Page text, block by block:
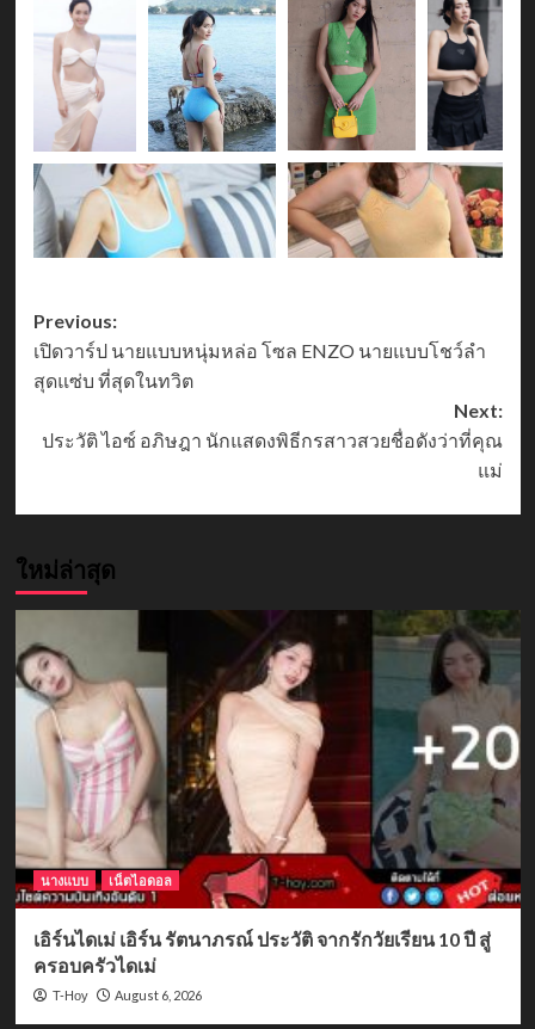
Post
navigation
Previous:
เปิดวาร์ป นายแบบหนุ่มหล่อ โซล ENZO นายแบบโชว์ลำ
สุดแซ่บ ที่สุดในทวิต
Next:
ประวัติ ไอซ์ อภิษฎา นักแสดงพิธีกรสาวสวยชื่อดังว่าที่คุณ
แม่
ใหม่ล่าสุด
นางแบบ เน็ตไอดอล
เอิร์นไดเม่ เอิร์น รัตนาภรณ์ ประวัติ จากรักวัยเรียน 10 ปี สู่
ครอบครัวไดเม่
T-Hoy August 6, 2026